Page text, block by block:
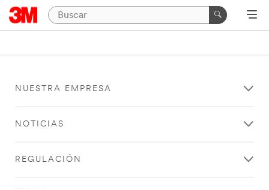
NUESTRA EMPRESA
NOTICIAS
REGULACIÓN